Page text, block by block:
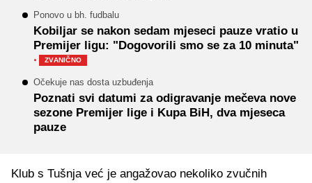
Ponovo u bh. fudbalu
Kobiljar se nakon sedam mjeseci pauze vratio u
Premijer ligu: "Dogovorili smo se za 10 minuta"
· ZVANIČNO
Očekuje nas dosta uzbuđenja
Poznati svi datumi za odigravanje mečeva nove
sezone Premijer lige i Kupa BiH, dva mjeseca
pauze
Klub s Tušnja već je angažovao nekoliko zvučnih